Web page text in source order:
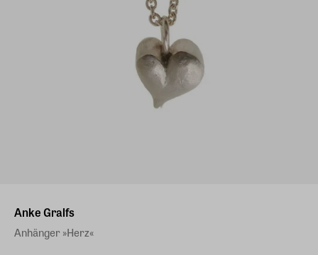
Anke Gralfs
Anhänger »Herz«